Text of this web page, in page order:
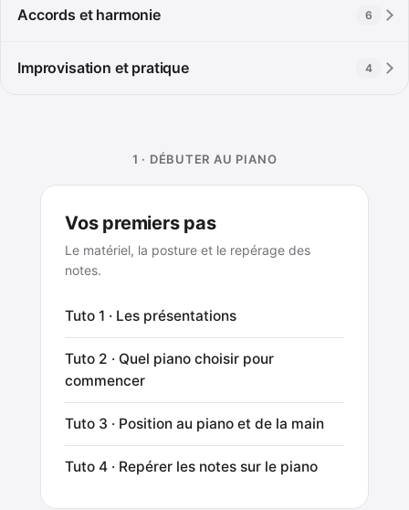
Accords et harmonie 6
Improvisation et pratique 4
1 · DÉBUTER AU PIANO
Vos premiers pas
Le matériel, la posture et le repérage des
notes.
Tuto 1 · Les présentations
Tuto 2 · Quel piano choisir pour
commencer
Tuto 3 · Position au piano et de la main
Tuto 4 · Repérer les notes sur le piano